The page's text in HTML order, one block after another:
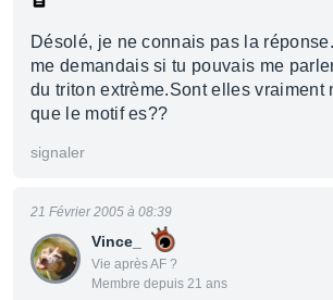
Désolé, je ne connais pas la
me demandais si tu pouvais me
du triton extrème.Sont elles vraiment
que le motif es??
signaler
Vince_
Vie après AF ?
Membre depuis 21 ans
21 Février 2005 à 08:39